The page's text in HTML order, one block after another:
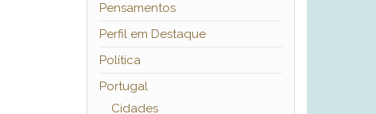
Pensamentos
Perfil em Destaque
Política
Portugal
Cidades